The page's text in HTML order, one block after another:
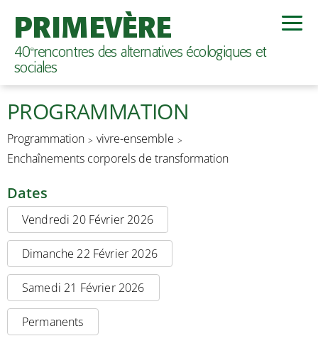
PRIMEVÈRE
40erencontres des alternatives écologiques et
sociales
PROGRAMMATION
Programmation
vivre-ensemble
Enchaînements corporels de transformation
Dates
Vendredi 20 Février 2026
Dimanche 22 Février 2026
Samedi 21 Février 2026
Permanents